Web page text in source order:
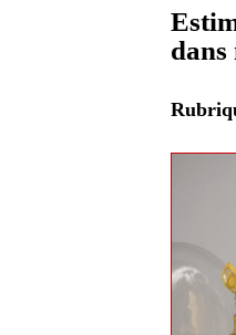
dans